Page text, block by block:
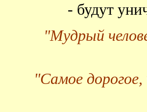
- будут
"Мудрый
"Самое